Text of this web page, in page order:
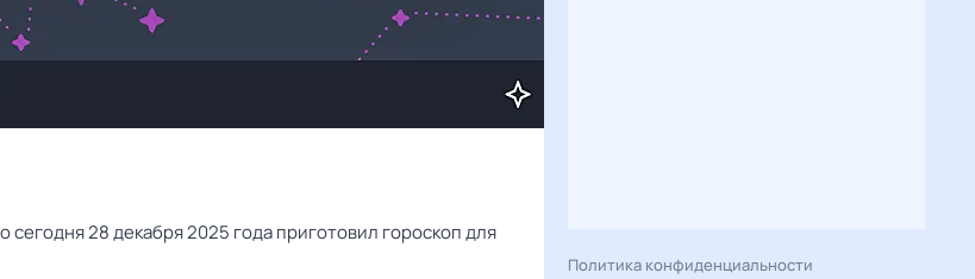
Политика конфиденциальности